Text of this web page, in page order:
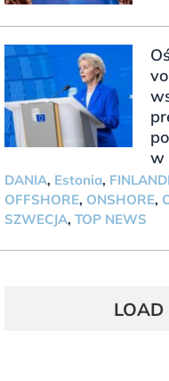
w
DANIA, Estonia,
OFFSHORE, ONSHORE,
SZWECJA, TOP NEWS
LOAD